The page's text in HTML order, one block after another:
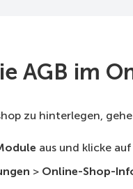
AGB im
zu hinterlegen,
aus und klicke auf
> Online-Shop-